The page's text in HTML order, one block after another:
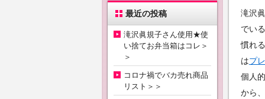
滝沢
でい
慣れ
はプ
個人
から
最近の投稿
滝沢眞規子さん使用★使
い捨てお弁当箱はコレ＞
＞
コロナ禍でバカ売れ商品
リスト＞＞